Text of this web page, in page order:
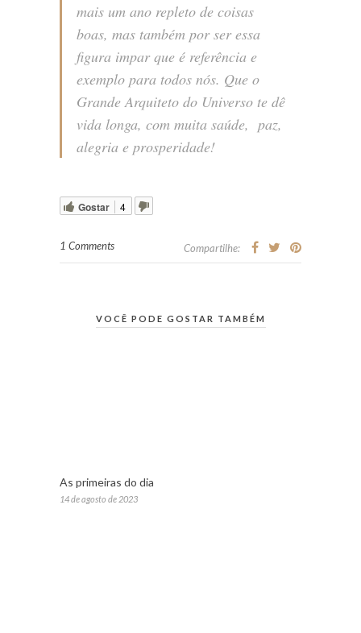
mais um ano repleto de coisas
boas, mas também por ser essa
figura impar que é referência e
exemplo para todos nós. Que o
Grande Arquiteto do Universo te dê
vida longa, com muita saúde, paz,
alegria e prosperidade!
Gostar 4
1 Comments Compartilhe:
VOCÊ PODE GOSTAR TAMBÉM
As primeiras do dia
14 de agosto de 2023